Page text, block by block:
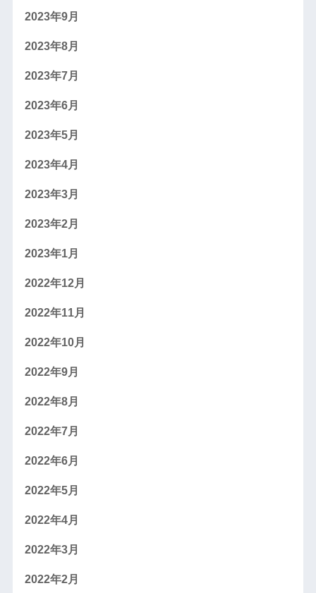
2023年9月
2023年8月
2023年7月
2023年6月
2023年5月
2023年4月
2023年3月
2023年2月
2023年1月
2022年12月
2022年11月
2022年10月
2022年9月
2022年8月
2022年7月
2022年6月
2022年5月
2022年4月
2022年3月
2022年2月